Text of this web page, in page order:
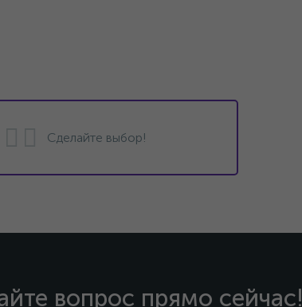
Сделайте выбор!
вопрос прямо сейчас!